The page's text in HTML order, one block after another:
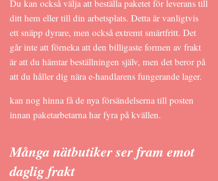
Du kan också välja att beställa paketet för leverans till
ditt hem eller till din arbetsplats. Detta är vanligtvis
ett snäpp dyrare, men också extremt smärtfritt. Det
går inte att förneka att den billigaste formen av frakt
är att du hämtar beställningen själv, men det beror på
att du håller dig nära e-handlarens fungerande lager.
kan nog hinna få de nya försändelserna till posten
innan paketarbetarna har fyra på kvällen.
Många nätbutiker ser fram emot
daglig frakt